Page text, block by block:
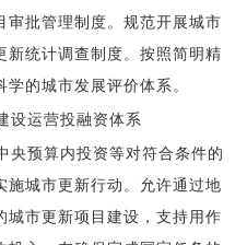
审批管理制度。规范开展城市
新统计调查制度。按照简明精
的城市发展评价体系。
设运营投融资体系
央预算内投资等对符合条件的
施城市更新行动。允许通过地
城市更新项目建设，支持用作